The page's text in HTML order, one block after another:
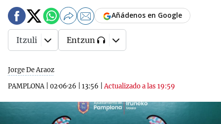
Jorge De Araoz
PAMPLONA| 02·06·26 13:56 |Actualizado a las 19:59
Añádenos en Google
Itzuli Entzun